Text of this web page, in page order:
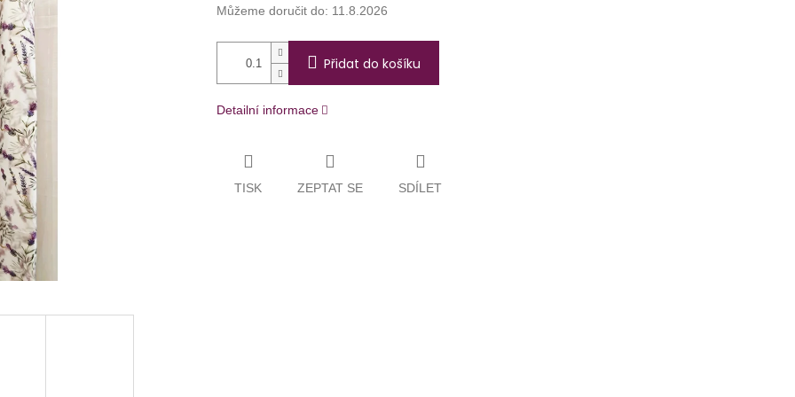
Můžeme doručit do: 11.8.2026
Přidat do košíku
Detailní informace
TISK ZEPTAT SE SDÍLET